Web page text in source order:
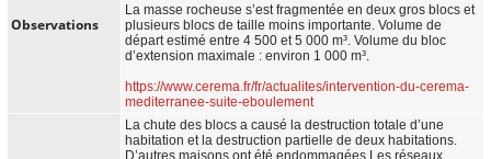
Observations
La masse rocheuse s’est fragmentée en deux gros blocs et
plusieurs blocs de taille moins importante. Volume de
départ estimé entre 4 500 et 5 000 m³. Volume du bloc
d’extension maximale : environ 1 000 m³.
https://www.cerema.fr/fr/actualites/intervention-du-cerema-
mediterranee-suite-eboulement
La chute des blocs a causé la destruction totale d’une
habitation et la destruction partielle de deux habitations.
D’autres maisons ont été endommagées.Les réseaux